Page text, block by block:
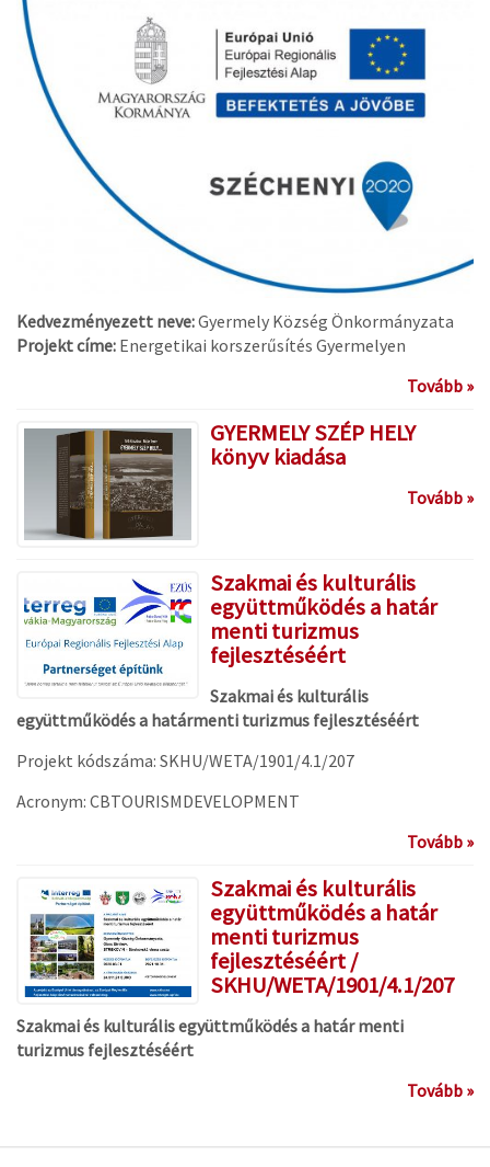
Kedvezményezett neve:Gyermely Község Önkormányzata
Projekt címe: Energetikai korszerűsítés Gyermelyen
Tovább »
GYERMELY SZÉP HELY
könyv kiadása
Tovább »
Szakmai és kulturális
együttműködés a határ
menti turizmus
fejlesztéséért
Szakmai és kulturális
együttműködés a határmenti turizmus fejlesztéséért
Projekt kódszáma: SKHU/WETA/1901/4.1/207
Acronym: CBTOURISMDEVELOPMENT
Tovább »
Szakmai és kulturális
együttműködés a határ
menti turizmus
fejlesztéséért /
SKHU/WETA/1901/4.1/207
Szakmai és kulturális együttműködés a határ menti
turizmus fejlesztéséért
Tovább »